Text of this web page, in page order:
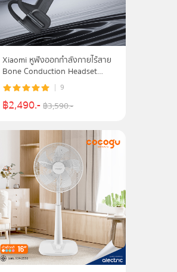
Xiaomi หูฟังออกกำลังกายไร้สาย
Bone Conduction Headset
Sports Wireless Bluetooth 5.2
รับประกัน 1 ปี
9
฿2,490.-฿3,590.-